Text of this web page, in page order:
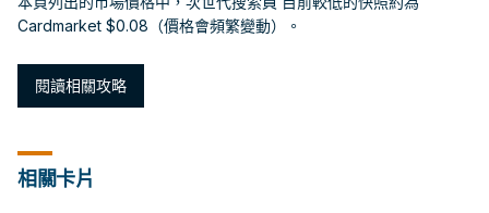
Cardmarket $0.08（價格會頻繁變動）。
閱讀相關攻略
相關卡片